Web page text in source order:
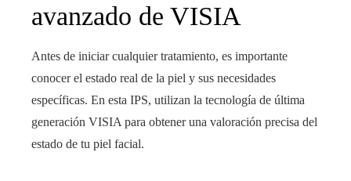
avanzado de VISIA
Antes de iniciar cualquier tratamiento, es importante
conocer el estado real de la piel y sus necesidades
específicas. En esta IPS, utilizan la tecnología de última
generación VISIA para obtener una valoración precisa del
estado de tu piel facial.